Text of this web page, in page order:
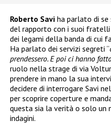
Roberto Savi ha parlato di se
del rapporto con i suoi
dei legami della banda di cui
Ha parlato dei servizi segreti “
prendessero. E poi ci hanno
ruolo nella strage di via
prendere in mano la sua
decidere di interrogare Savi
per scoprire coperture e
questa sia la verità o solo
indagini.